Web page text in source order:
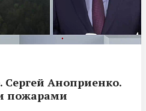
Сергей Аноприенко.
пожарами